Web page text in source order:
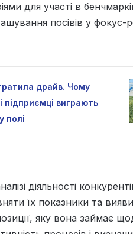
для участі в
посівів у фокус-
драйв. Чому
підприємці виграють
полі
діяльності
їх показники та
яку вона займає